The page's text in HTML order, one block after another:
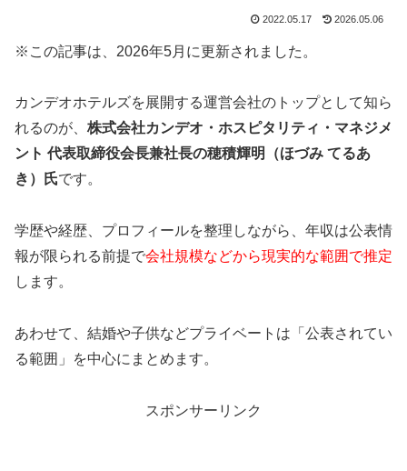
2022.05.17 2026.05.06
※この記事は、2026年5月に更新されました。
カンデオホテルズを展開する運営会社のトップとして知ら
れるのが、 株式会社カンデオ・ホスピタリティ・マネジメ
ント 代表取締役会長兼社長の穂積輝明（ほづみ てるあ
き）氏です。
学歴や経歴、プロフィールを整理しながら、年収は公表情
報が限られる前提で会社規模などから現実的な範囲で推定
します。
あわせて、結婚や子供などプライベートは「公表されてい
る範囲」を中心にまとめます。
スポンサーリンク